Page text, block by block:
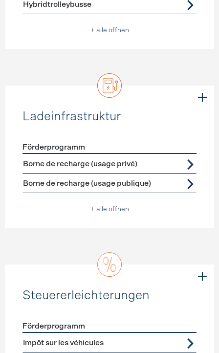
Hybridtrolleybusse
+ alle öffnen
Ladeinfrastruktur
Förderprogramme Ladeinfrastruktur
Förderprogramm
Borne de recharge (usage privé)
Borne de recharge (usage publique)
+ alle öffnen
Steuererleichterungen
Förderprogramme Steuererleichterungen
Förderprogramm
Impôt sur les véhicules